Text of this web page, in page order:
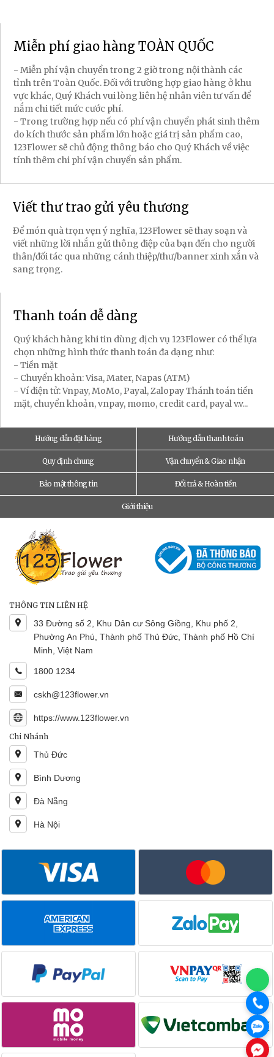
Miễn phí giao hàng TOÀN QUỐC
- Miễn phí vận chuyển trong 2 giờ trong nội thành các
tỉnh trên Toàn Quốc. Đối với trường hợp giao hàng ở khu
vực khác, Quý Khách vui lòng liên hệ nhân viên tư vấn để
nắm chi tiết mức cước phí.
- Trong trường hợp nếu có phí vận chuyển phát sinh thêm
do kích thước sản phẩm lớn hoặc giá trị sản phẩm cao,
123Flower sẽ chủ động thông báo cho Quý Khách về việc
tính thêm chi phí vận chuyển sản phẩm.
Viết thư trao gửi yêu thương
Để món quà trọn vẹn ý nghĩa, 123Flower sẽ thay soạn và
viết những lời nhắn gửi thông điệp của bạn đến cho người
thân/đối tác qua những cánh thiệp/thư/banner xinh xắn và
sang trọng.
Thanh toán dễ dàng
Quý khách hàng khi tin dùng dịch vụ 123Flower có thể lựa
chọn những hình thức thanh toán đa dạng như:
- Tiền mặt
- Chuyển khoản: Visa, Mater, Napas (ATM)
- Ví điện tử: Vnpay, MoMo, Payal, Zalopay Thánh toán tiền
mặt, chuyển khoản, vnpay, momo, credit card, payal v.v...
Hướng dẫn đặt hàng Hướng dẫn thanh toán
Quy định chung Vận chuyển & Giao nhận
Bảo mật thông tin Đổi trả & Hoàn tiền
Giới thiệu
THÔNG TIN LIÊN HỆ
33 Đường số 2, Khu Dân cư Sông Giồng, Khu phố 2,
Phường An Phú, Thành phố Thủ Đức, Thành phố Hồ Chí
Minh, Việt Nam
1800 1234
cskh@123flower.vn
https://www.123flower.vn
Chi Nhánh
Thủ Đức
Bình Dương
Đà Nẵng
Hà Nội